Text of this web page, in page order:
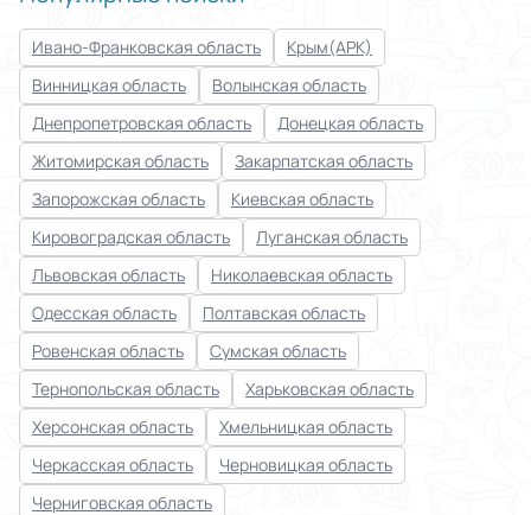
Ивано-Франковская область
Крым(АРК)
Винницкая область
Волынская область
Днепропетровская область
Донецкая область
Житомирская область
Закарпатская область
Запорожская область
Киевская область
Кировоградская область
Луганская область
Львовская область
Николаевская область
Одесская область
Полтавская область
Ровенская область
Сумская область
Тернопольская область
Харьковская область
Херсонская область
Хмельницкая область
Черкасская область
Черновицкая область
Черниговская область